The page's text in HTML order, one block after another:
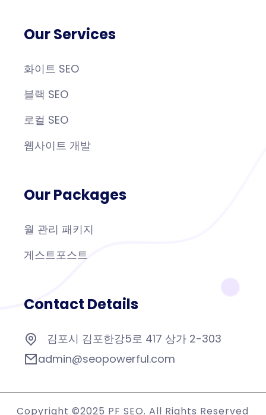
Our Services
화이트 SEO
블랙 SEO
로컬 SEO
웹사이트 개발
Our Packages
월 관리 패키지
게스트포스트
Contact Details
김포시 김포한강5로 417 상가 2-303
admin@seopowerful.com
Copyright ©2025 PF SEO. All Rights Reserved